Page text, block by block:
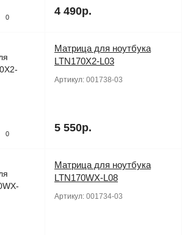
0 4 490р.
0
Матрица для ноутбука
LTN170X2-L03
Артикул: 001738-03
5 550р.
Матрица для ноутбука
LTN170WX-L08
Артикул: 001734-03